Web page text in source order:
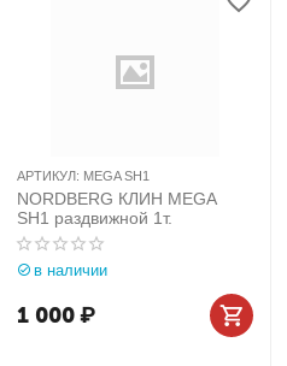
АРТИКУЛ: MEGA SH1
NORDBERG КЛИН MEGA
SH1 раздвижной 1т.
в наличии
1 000₽